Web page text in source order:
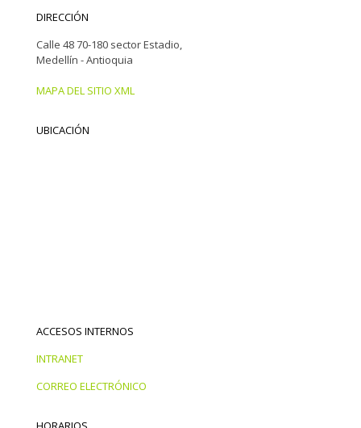
DIRECCIÓN
Calle 48 70-180 sector Estadio,
Medellín - Antioquia
MAPA DEL SITIO XML
UBICACIÓN
ACCESOS INTERNOS
INTRANET
CORREO ELECTRÓNICO